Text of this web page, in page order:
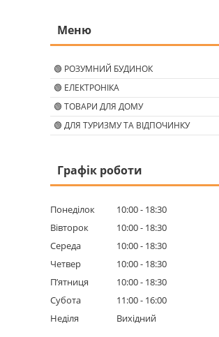
🟢 РОЗУМНИЙ БУДИНОК
🟢 ЕЛЕКТРОНІКА
🟢 ТОВАРИ ДЛЯ ДОМУ
🟢 ДЛЯ ТУРИЗМУ ТА ВІДПОЧИНКУ
Графік роботи
Понеділок 10:00
18:30
Вівторок
10:00
18:30
Середа
10:00
18:30
Четвер
10:00
18:30
Пʼятниця
10:00
18:30
Субота
11:00
16:00
Неділя
Вихідний